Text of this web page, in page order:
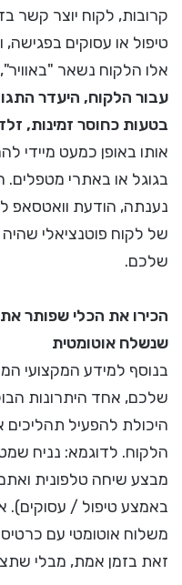
קרובות, לקוח יוצר קשר
טיפול או עסוקים בפגישה,
אלו הלקוח נשאר
עבור הלקוח, היעדר
בטעות כחוסר זמינות,
אותו באופן כמעט מיידי
בגוגל או באתרי
נענתה, הודעת וואטסאפ
של לקוח פוטנציאלי
שלכם.
הכירו את הכלי שפותר את
שנשלח אוטומטית
בנוסף למידע המקצועי
שלכם, אחד היתרונות
היכולת להפעיל תהליכים
הלקוח. לדוגמא: נניח
מבצע שיחה טלפונית
באמצע טיפול / עסוקים).
משלוח אוטומטי עם
זאת בזמן אמת, מבלי